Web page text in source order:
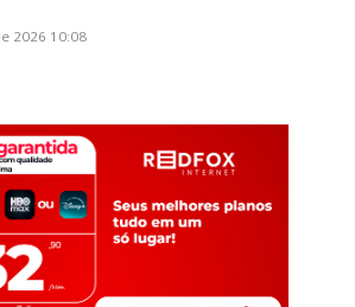
2026 10:08